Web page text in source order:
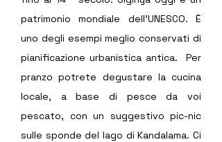
patrimonio mondiale dell'UNESCO. È
uno degli esempi meglio conservati di
pianificazione urbanistica antica.  Per
pranzo potrete degustare la cucina
locale, a base di pesce da voi
pescato, con un suggestivo pic-nic
sulle sponde del lago di Kandalama. Ci